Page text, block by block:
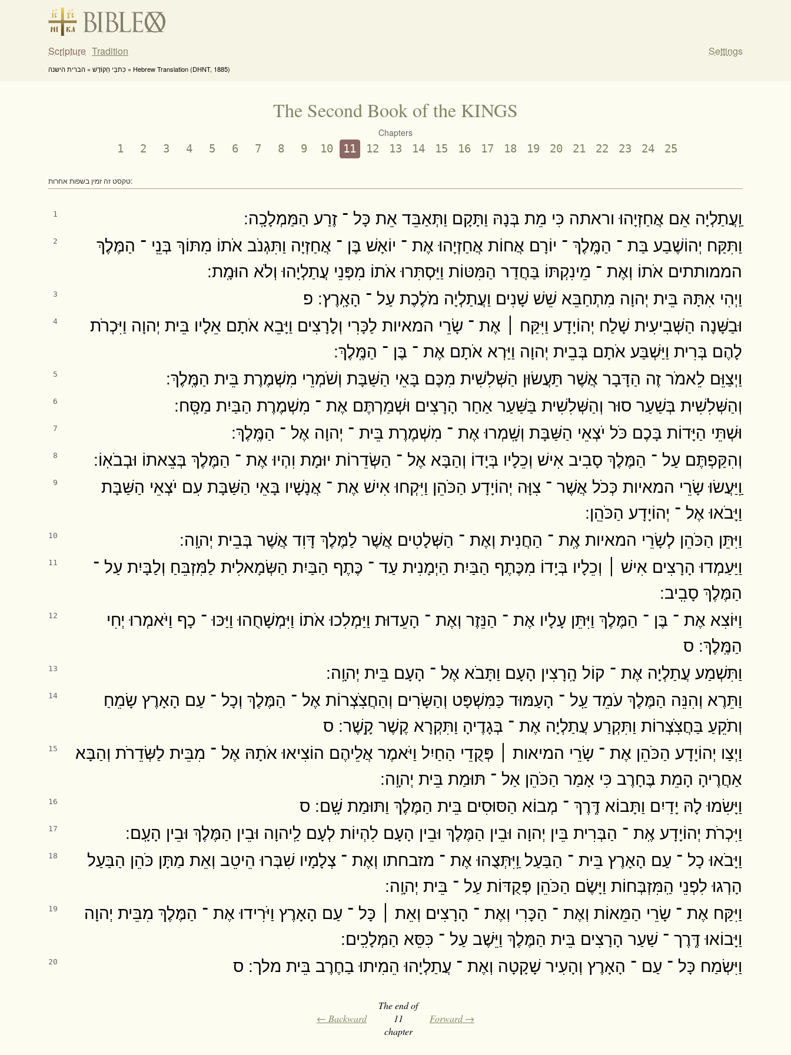
Scripture Tradition Settings
כִּתבֵי הַקוֹדֶשׁ » הברית הישנה » Hebrew Translation (DHNT, 1885)
The Second Book of the KINGS
Chapters
1 2 3 4 5 6 7 8 9 10 11 12 13 14 15 16 17 18 19 20 21 22 23 24 25
טקסט זה זמין בשפות אחרות:
1 וַֽעֲתַלְיָה אֵם אֲחַזְיָהוּ וראתה כִּי מֵת בְּנָהּ וַתָּקָם וַתְּאַבֵּד אֵת כָּל ־ זֶרַע הַמַּמְלָכָֽה ׃
2
וַתִּקַּח יְהוֹשֶׁבַע בַּת ־ הַמֶּֽלֶךְ ־ יוֹרָם אֲחוֹת אֲחַזְיָהוּ אֶת ־ יוֹאָשׁ בֶּן ־ אֲחַזְיָה וַתִּגְנֹב אֹתוֹ מִתּוֹךְ בְּנֵֽי ־ הַמֶּלֶךְ
הממותתים אֹתוֹ וְאֶת ־ מֵינִקְתּוֹ בַּחֲדַר הַמִּטּוֹת וַיַּסְתִּרוּ אֹתוֹ מִפְּנֵי עֲתַלְיָהוּ וְלֹא הוּמָֽת ׃
3 וַיְהִי אִתָּהּ בֵּית יְהוָה מִתְחַבֵּא שֵׁשׁ שָׁנִים וַעֲתַלְיָה מֹלֶכֶת עַל ־ הָאָֽרֶץ ׃ פ
4
וּבַשָּׁנָה הַשְּׁבִיעִית שָׁלַח יְהוֹיָדָע וַיִּקַּח ׀ אֶת ־ שָׂרֵי המאיות לַכָּרִי וְלָרָצִים וַיָּבֵא אֹתָם אֵלָיו בֵּית יְהוָה וַיִּכְרֹת
לָהֶם בְּרִית וַיַּשְׁבַּע אֹתָם בְּבֵית יְהוָה וַיַּרְא אֹתָם אֶת ־ בֶּן ־ הַמֶּֽלֶךְ ׃
5 וַיְצַוֵּם לֵאמֹר זֶה הַדָּבָר אֲשֶׁר תַּעֲשׂוּן הַשְּׁלִשִׁית מִכֶּם בָּאֵי הַשַּׁבָּת וְשֹׁמְרֵי מִשְׁמֶרֶת בֵּית הַמֶּֽלֶךְ ׃
6 וְהַשְּׁלִשִׁית בְּשַׁעַר סוּר וְהַשְּׁלִשִׁית בַּשַּׁעַר אַחַר הָרָצִים וּשְׁמַרְתֶּם אֶת ־ מִשְׁמֶרֶת הַבַּיִת מַסָּֽח ׃
7 וּשְׁתֵּי הַיָּדוֹת בָּכֶם כֹּל יֹצְאֵי הַשַּׁבָּת וְשָֽׁמְרוּ אֶת ־ מִשְׁמֶרֶת בֵּית ־ יְהוָה אֶל ־ הַמֶּֽלֶךְ ׃
8 וְהִקַּפְתֶּם עַל ־ הַמֶּלֶךְ סָבִיב אִישׁ וְכֵלָיו בְּיָדוֹ וְהַבָּא אֶל ־ הַשְּׂדֵרוֹת יוּמָת וִהְיוּ אֶת ־ הַמֶּלֶךְ בְּצֵאתוֹ וּבְבֹאֽוֹ ׃
9
וַֽיַּעֲשׂוּ שָׂרֵי המאיות כְּכֹל אֲשֶׁר ־ צִוָּה יְהוֹיָדָע הַכֹּהֵן וַיִּקְחוּ אִישׁ אֶת ־ אֲנָשָׁיו בָּאֵי הַשַּׁבָּת עִם יֹצְאֵי הַשַּׁבָּת
וַיָּבֹאוּ אֶל ־ יְהוֹיָדָע הַכֹּהֵֽן ׃
10 וַיִּתֵּן הַכֹּהֵן לְשָׂרֵי המאיות אֶֽת ־ הַחֲנִית וְאֶת ־ הַשְּׁלָטִים אֲשֶׁר לַמֶּלֶךְ דָּוִד אֲשֶׁר בְּבֵית יְהוָֽה ׃
11
וַיַּעַמְדוּ הָרָצִים אִישׁ ׀ וְכֵלָיו בְּיָדוֹ מִכֶּתֶף הַבַּיִת הַיְמָנִית עַד ־ כֶּתֶף הַבַּיִת הַשְּׂמָאלִית לַמִּזְבֵּחַ וְלַבָּיִת עַל ־
הַמֶּלֶךְ סָבִֽיב ׃
12
וַיּוֹצִא אֶת ־ בֶּן ־ הַמֶּלֶךְ וַיִּתֵּן עָלָיו אֶת ־ הַנֵּזֶר וְאֶת ־ הָעֵדוּת וַיַּמְלִכוּ אֹתוֹ וַיִּמְשָׁחֻהוּ וַיַּכּוּ ־ כָף וַיֹּאמְרוּ יְחִי
הַמֶּֽלֶךְ ׃ ס
13 וַתִּשְׁמַע עֲתַלְיָה אֶת ־ קוֹל הָֽרָצִין הָעָם וַתָּבֹא אֶל ־ הָעָם בֵּית יְהוָֽה ׃
14
וַתֵּרֶא וְהִנֵּה הַמֶּלֶךְ עֹמֵד עַֽל ־ הָעַמּוּד כַּמִּשְׁפָּט וְהַשָּׂרִים וְהַחֲצֹֽצְרוֹת אֶל ־ הַמֶּלֶךְ וְכָל ־ עַם הָאָרֶץ שָׂמֵחַ
וְתֹקֵעַ בַּחֲצֹֽצְרוֹת וַתִּקְרַע עֲתַלְיָה אֶת ־ בְּגָדֶיהָ וַתִּקְרָא קֶשֶׁר קָֽשֶׁר ׃ ס
15
וַיְצַו יְהוֹיָדָע הַכֹּהֵן אֶת ־ שָׂרֵי המיאות ׀ פְּקֻדֵי הַחַיִל וַיֹּאמֶר אֲלֵיהֶם הוֹצִיאוּ אֹתָהּ אֶל ־ מִבֵּית לַשְּׂדֵרֹת וְהַבָּא
אַחֲרֶיהָ הָמֵת בֶּחָרֶב כִּי אָמַר הַכֹּהֵן אַל ־ תּוּמַת בֵּית יְהוָֽה ׃
16 וַיָּשִׂמוּ לָהּ יָדַיִם וַתָּבוֹא דֶּֽרֶךְ ־ מְבוֹא הַסּוּסִים בֵּית הַמֶּלֶךְ וַתּוּמַת שָֽׁם ׃ ס
17 וַיִּכְרֹת יְהוֹיָדָע אֶֽת ־ הַבְּרִית בֵּין יְהוָה וּבֵין הַמֶּלֶךְ וּבֵין הָעָם לִהְיוֹת לְעָם לַֽיהוָה וּבֵין הַמֶּלֶךְ וּבֵין הָעָֽם ׃
18
וַיָּבֹאוּ כָל ־ עַם הָאָרֶץ בֵּית ־ הַבַּעַל וַֽיִּתְּצֻהוּ אֶת ־ מזבחתו וְאֶת ־ צְלָמָיו שִׁבְּרוּ הֵיטֵב וְאֵת מַתָּן כֹּהֵן הַבַּעַל
הָרְגוּ לִפְנֵי הַֽמִּזְבְּחוֹת וַיָּשֶׂם הַכֹּהֵן פְּקֻדּוֹת עַל ־ בֵּית יְהוָֽה ׃
19
וַיִּקַּח אֶת ־ שָׂרֵי הַמֵּאוֹת וְאֶת ־ הַכָּרִי וְאֶת ־ הָרָצִים וְאֵת ׀ כָּל ־ עַם הָאָרֶץ וַיֹּרִידוּ אֶת ־ הַמֶּלֶךְ מִבֵּית יְהוָה
וַיָּבוֹאוּ דֶּֽרֶך ־ שַׁעַר הָרָצִים בֵּית הַמֶּלֶךְ וַיֵּשֶׁב עַל ־ כִּסֵּא הַמְּלָכִֽים ׃
20 וַיִּשְׂמַח כָּל ־ עַם ־ הָאָרֶץ וְהָעִיר שָׁקָטָה וְאֶת ־ עֲתַלְיָהוּ הֵמִיתוּ בַחֶרֶב בֵּית מלך ׃ ס
← Backward
The end of
11
chapter
Forward →